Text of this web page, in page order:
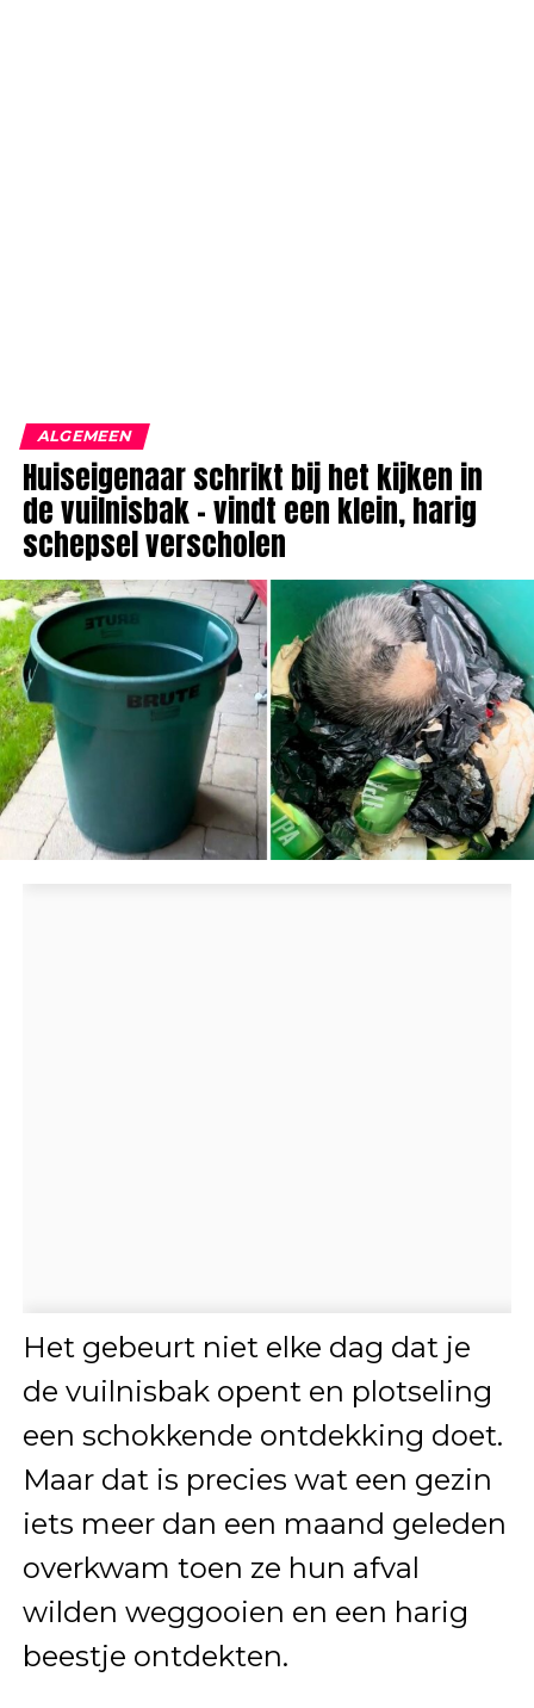
ALGEMEEN
Huiseigenaar schrikt bij het kijken in
de vuilnisbak – vindt een klein, harig
schepsel verscholen
Het gebeurt niet elke dag dat je
de vuilnisbak opent en plotseling
een schokkende ontdekking doet.
Maar dat is precies wat een gezin
iets meer dan een maand geleden
overkwam toen ze hun afval
wilden weggooien en een harig
beestje ontdekten.